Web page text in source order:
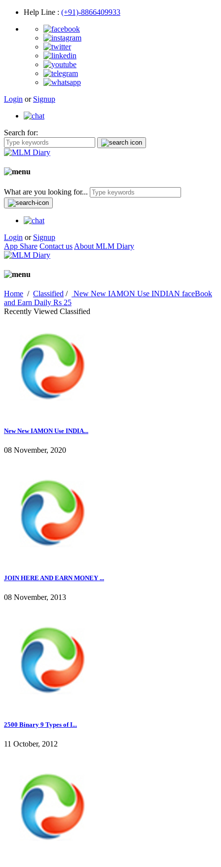
Help Line : (+91)-8866409933
Login or Signup
Search for:
What are you looking for...
Login or Signup
App Share Contact us About MLM Diary
Home / Classified /
New New IAMON Use INDIAN faceBook
and Earn Daily Rs 25
Recently Viewed Classified
New New IAMON Use INDIA...
08 November, 2020
JOIN HERE AND EARN MONEY ...
08 November, 2013
2500 Binary 9 Types of I...
11 October, 2012